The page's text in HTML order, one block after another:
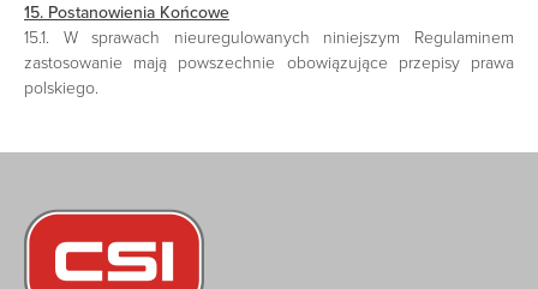
15. Postanowienia Końcowe
15.1. W sprawach nieuregulowanych niniejszym Regulaminem
zastosowanie mają powszechnie obowiązujące przepisy prawa
polskiego.